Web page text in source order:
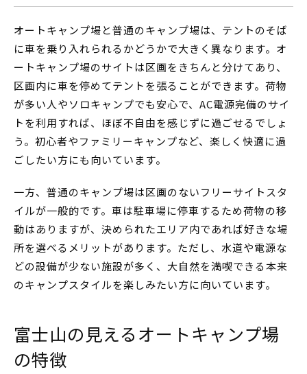
オートキャンプ場と普通のキャンプ場は、テントのそば
に車を乗り入れられるかどうかで大きく異なります。オ
ートキャンプ場のサイトは区画をきちんと分けてあり、
区画内に車を停めてテントを張ることができます。荷物
が多い人やソロキャンプでも安心で、AC電源完備のサイ
トを利用すれば、ほぼ不自由を感じずに過ごせるでしょ
う。初心者やファミリーキャンプなど、楽しく快適に過
ごしたい方にも向いています。
一方、普通のキャンプ場は区画のないフリーサイトスタ
イルが一般的です。車は駐車場に停車するため荷物の移
動はありますが、決められたエリア内であれば好きな場
所を選べるメリットがあります。ただし、水道や電源な
どの設備が少ない施設が多く、大自然を満喫できる本来
のキャンプスタイルを楽しみたい方に向いています。
富士山の見えるオートキャンプ場
の特徴